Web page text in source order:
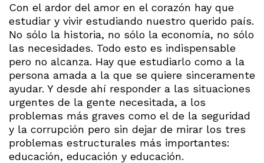
Con el ardor del amor en el corazón hay que
estudiar y vivir estudiando nuestro querido país.
No sólo la historia, no sólo la economía, no sólo
las necesidades. Todo esto es indispensable
pero no alcanza. Hay que estudiarlo como a la
persona amada a la que se quiere sinceramente
ayudar. Y desde ahí responder a las situaciones
urgentes de la gente necesitada, a los
problemas más graves como el de la seguridad
y la corrupción pero sin dejar de mirar los tres
problemas estructurales más importantes:
educación, educación y educación.